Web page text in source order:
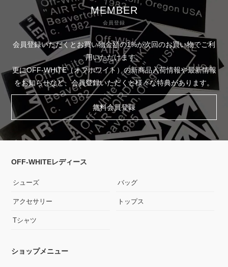
MEMBER
会員登録
会員登録いただくとお買い物金額の1%が次回のお買い物でご利
用いただけます。
更にOFF-WHITE（オフホワイト）の新商品入荷情報や最新情報
をお知らせなど、会員登録いただくと様々な特典があります。
無料会員登録
OFF-WHITEレディース
シューズ バッグ
アクセサリー トップス
Tシャツ
ショップメニュー